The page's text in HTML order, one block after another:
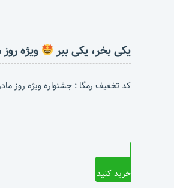
یکی بخر، یکی ببر ویژه روز
کد تخفیف رمگا : جشنواره ویژه روز
خرید کنید